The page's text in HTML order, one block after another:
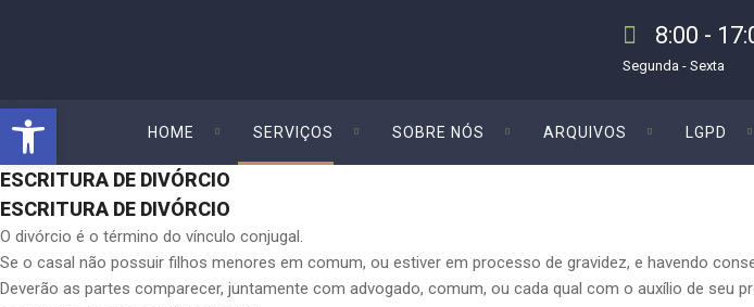
8:00 -
Segunda - Sexta
HOME SERVIÇOS SOBRE NÓS ARQUIVOS LGPD
ESCRITURA DE DIVÓRCIO
ESCRITURA DE DIVÓRCIO
O divórcio é o término do vínculo conjugal.
Se o casal não possuir filhos menores em comum, ou estiver em processo de gravidez, e havendo
Deverão as partes comparecer, juntamente com advogado, comum, ou cada qual com o auxílio de
Abrir a barra de ferramentas